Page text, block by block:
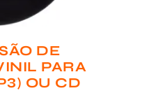
DE
PARA
OU CD